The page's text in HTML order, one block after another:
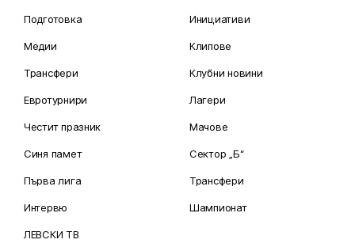
Подготовка
Медии
Трансфери
Евротурнири
Честит празник
Синя памет
Първа лига
Интервю
ЛЕВСКИ ТВ
Инициативи
Клипове
Клубни новини
Лагери
Мачове
Сектор „Б“
Трансфери
Шампионат